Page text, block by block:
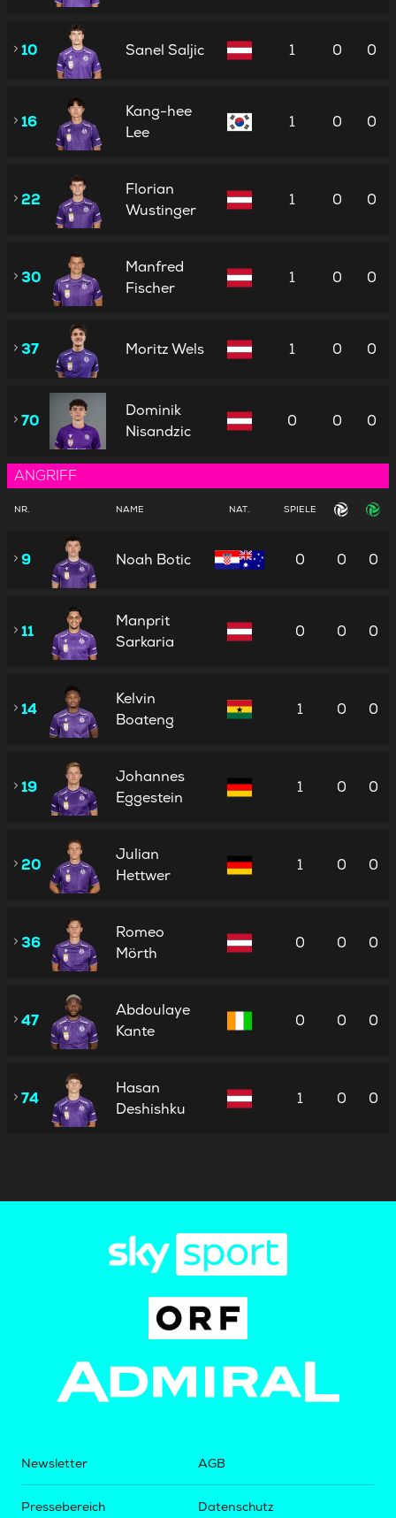
10 Sanel Saljic 1 0 0
16
Kang-hee
Lee
1 0 0
22
Florian
Wustinger
1 0 0
30
Manfred
Fischer
1 0 0
37 Moritz Wels 1 0 0
70
Dominik
Nisandzic
0 0 0
ANGRIFF
NR. NAME NAT. SPIELE
9 Noah Botic 0 0 0
11
Manprit
Sarkaria
0 0 0
14
Kelvin
Boateng
1 0 0
19
Johannes
Eggestein
1 0 0
20
Julian
Hettwer
1 0 0
36
Romeo
Mörth
0 0 0
47
Abdoulaye
Kante
0 0 0
74
Hasan
Deshishku
1 0 0
Newsletter
Pressebereich
AGB
Datenschutz